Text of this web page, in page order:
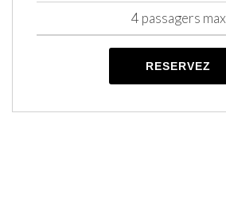
4 passagers max
RESERVEZ